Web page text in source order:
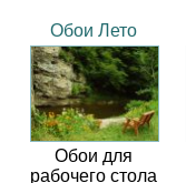
Обои Лето
Обои для
рабочего стола